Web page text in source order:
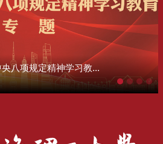
八项规定精神学习教...